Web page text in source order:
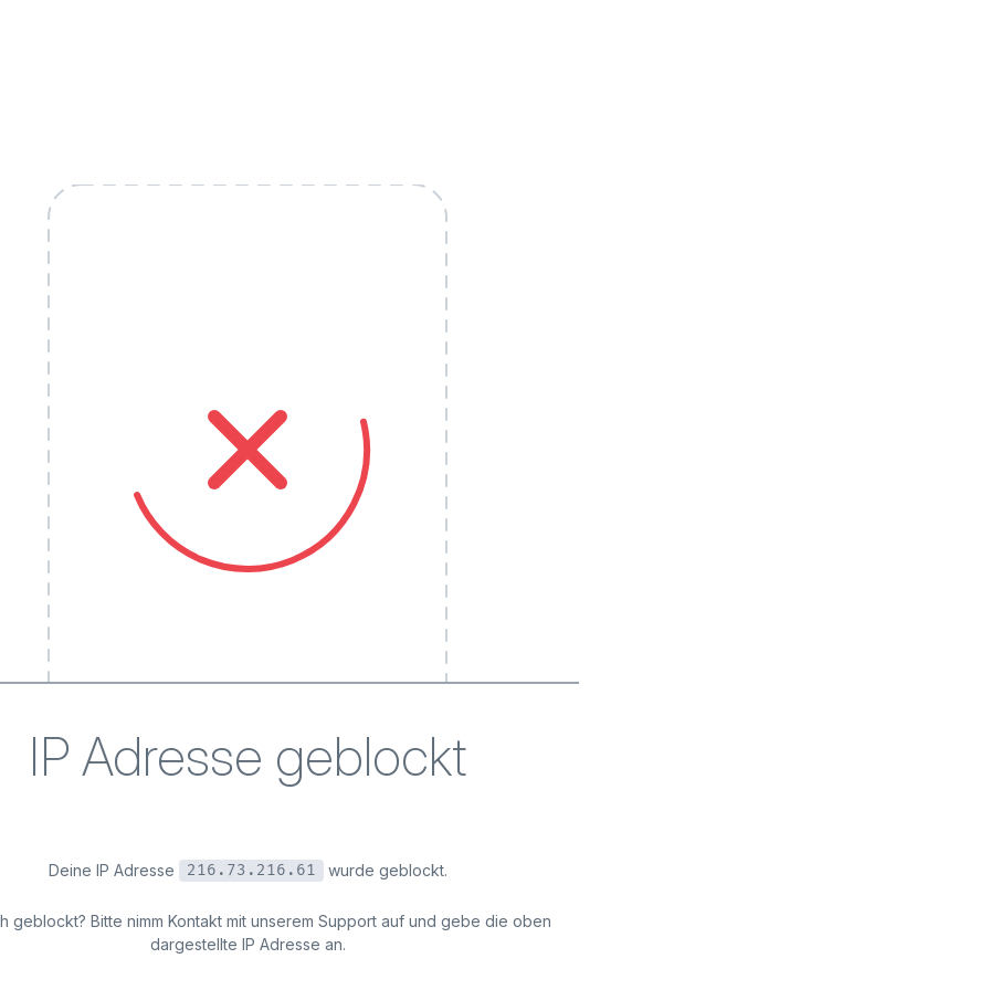
IP Adresse geblockt
Deine IP Adresse 216.73.216.61 wurde geblockt.
geblockt? Bitte nimm Kontakt mit unserem Support auf und gebe die oben
dargestellte IP Adresse an.